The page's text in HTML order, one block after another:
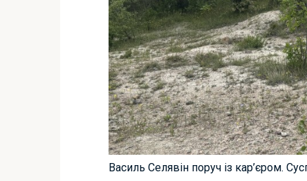
Василь Селявін поруч із кар’єром.